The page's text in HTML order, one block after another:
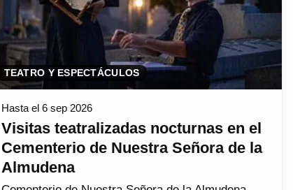
TEATRO Y ESPECTÁCULOS
Hasta el 6 sep 2026
Visitas teatralizadas nocturnas en el
Cementerio de Nuestra Señora de la
Almudena